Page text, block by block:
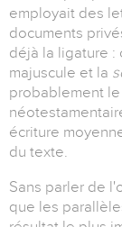
employait des
documents
déjà la ligature :
majuscule et la
probablement
écriture
du texte.
Sans parler de
que les